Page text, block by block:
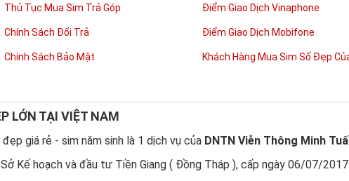
Xã Kho Sim Số Đẹp Giá rẻ
giữ nó lại và tiếp tục ngắm nghía danh sách sim số đẹp khác. Khi đã
và lựa chọn được vài dãy số ưng ý, việc tiếp theo của bạn là cân
nào là phù hợp với cá nhân mình nhất.
sẽ tốn không ít thời gian, nhưng nếu đã chấp nhận bỏ ra một số tiền
Thủ Tục Mua Sim Trả Góp
Chính Sách Đổi Trả
Chính Sách Bảo Mật
Điểm Giao Dịch Vinaphone
Điểm Giao Dịch Mobifone
Khách Hàng Mua Sim Số Đẹp
LỚN TẠI VIỆT NAM
giá rẻ - sim năm sinh là 1 dịch vụ của DNTN Viễn Thông Minh
Kế hoạch và đầu tư Tiền Giang ( Đồng Tháp ), cấp ngày 06/07/2017